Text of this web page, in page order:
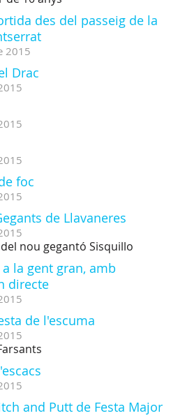
des del passeig de la
2015
Drac
foc
de Llavaneres
nou gegantó Sisquillo
la gent gran, amb
directe
de l'escuma
and Putt de Festa Major